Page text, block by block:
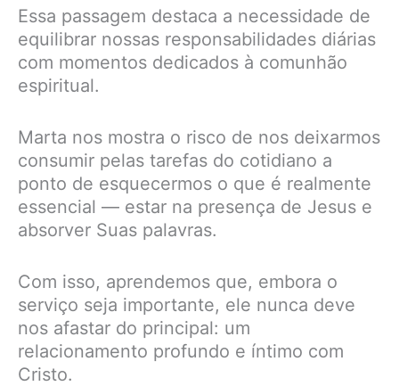
Essa passagem destaca a necessidade de
equilibrar nossas responsabilidades diárias
com momentos dedicados à comunhão
espiritual.
Marta nos mostra o risco de nos deixarmos
consumir pelas tarefas do cotidiano a
ponto de esquecermos o que é realmente
essencial — estar na presença de Jesus e
absorver Suas palavras.
Com isso, aprendemos que, embora o
serviço seja importante, ele nunca deve
nos afastar do principal: um
relacionamento profundo e íntimo com
Cristo.